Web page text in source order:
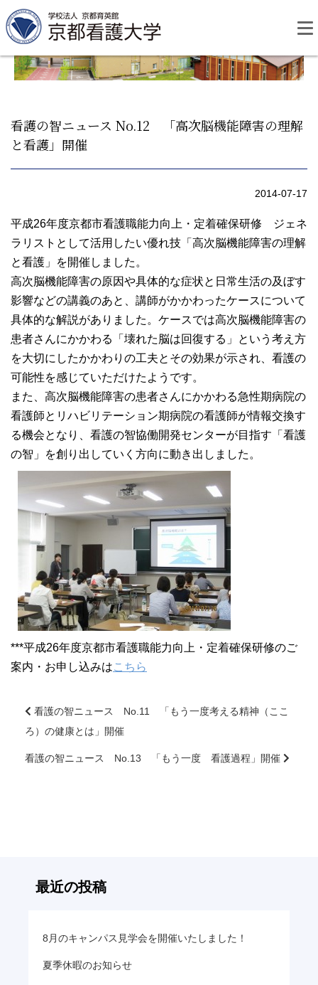
資料請求
看護学部・編入学
学校生活
大学院【博士後期課程】
感染管理認定看護師教育課程
看護の智協働開発センター
入試案内
Q＆A
サイト案内
to
看護の智ニュース No.12 「高次脳機能障害の理解
と看護」開催
2014-07-17
平成26年度京都市看護職能力向上・定着確保研修 ジェネ
ラリストとして活用したい優れ技「高次脳機能障害の理解
と看護」を開催しました。
高次脳機能障害の原因や具体的な症状と日常生活の及ぼす
影響などの講義のあと、講師がかかわったケースについて
具体的な解説がありました。ケースでは高次脳機能障害の
患者さんにかかわる「壊れた脳は回復する」という考え方
を大切にしたかかわりの工夫とその効果が示され、看護の
可能性を感じていただけたようです。
また、高次脳機能障害の患者さんにかかわる急性期病院の
看護師とリハビリテーション期病院の看護師が情報交換す
る機会となり、看護の智協働開発センターが目指す「看護
の智」を創り出していく方向に動き出しました。
***平成26年度京都市看護職能力向上・定着確保研修のご
案内・お申し込みはこちら
後
看護の智ニュース No.11 「もう一度考える精神（ここ
ろ）の健康とは」開催
看護の智ニュース No.13 「もう一度 看護過程」開催
最近の投稿
8月のキャンパス見学会を開催いたしました！
夏季休暇のお知らせ